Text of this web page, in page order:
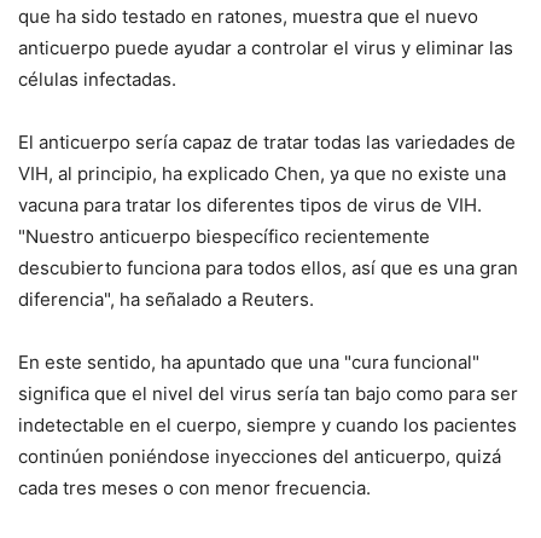
que ha sido testado en ratones, muestra que el nuevo
anticuerpo puede ayudar a controlar el virus y eliminar las
células infectadas.
El anticuerpo sería capaz de tratar todas las variedades de
VIH, al principio, ha explicado Chen, ya que no existe una
vacuna para tratar los diferentes tipos de virus de VIH.
"Nuestro anticuerpo biespecífico recientemente
descubierto funciona para todos ellos, así que es una gran
diferencia", ha señalado a Reuters.
En este sentido, ha apuntado que una "cura funcional"
significa que el nivel del virus sería tan bajo como para ser
indetectable en el cuerpo, siempre y cuando los pacientes
continúen poniéndose inyecciones del anticuerpo, quizá
cada tres meses o con menor frecuencia.